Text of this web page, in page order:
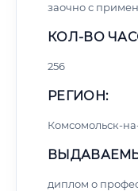
заочно с
КОЛ-ВО
256
РЕГИОН:
Комсомольск-
диплом о